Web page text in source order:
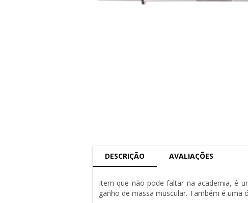
DESCRIÇÃO AVALIAÇÕES
Item que não pode faltar na academia, é
ganho de massa muscular. Também é uma